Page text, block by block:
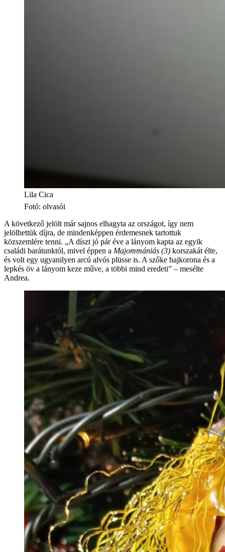
Lila Cica
Fotó: olvasói
A következő jelölt már sajnos elhagyta az országot, így nem
jelölhettük díjra, de mindenképpen érdemesnek tartottuk
közszemlére tenni. „A díszt jó pár éve a lányom kapta az egyik
családi barátunktól, mivel éppen a Majommániás (3) korszakát élte,
és volt egy ugyanilyen arcú alvós plüsse is. A szőke hajkorona és a
lepkés öv a lányom keze műve, a többi mind eredeti” – mesélte
Andrea.